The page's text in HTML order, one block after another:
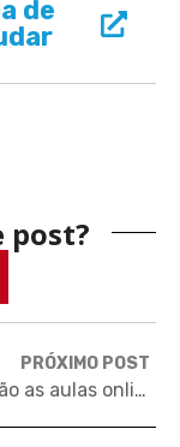
de
post?
PRÓXIMO POST
Como são as aulas online de Harvard? Confira!